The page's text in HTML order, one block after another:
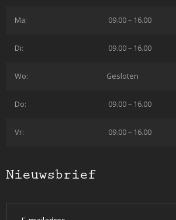
Ma: 09.00 – 16.00
Di: 09.00 – 16.00
Wo: Gesloten
Do: 09.00 – 16.00
Vr: 09.00 – 16.00
Nieuwsbrief